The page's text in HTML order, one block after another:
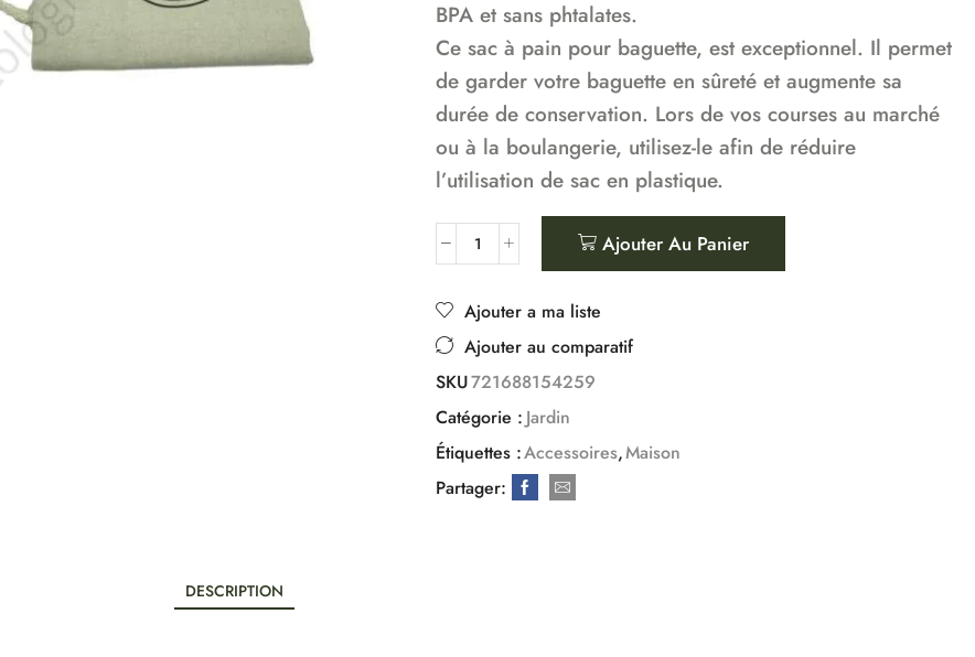
BPA et sans phtalates.
Ce sac à pain pour baguette, est exceptionnel. Il permet
de garder votre baguette en sûreté et augmente sa
durée de conservation. Lors de vos courses au marché
ou à la boulangerie, utilisez-le afin de réduire
l’utilisation de sac en plastique.
Ajouter Au Panier
Ajouter a ma liste
Ajouter au comparatif
SKU721688154259
Catégorie : Jardin
Étiquettes :Accessoires,Maison
Partager:
DESCRIPTION